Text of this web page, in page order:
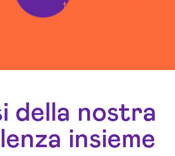
della nostra
insieme